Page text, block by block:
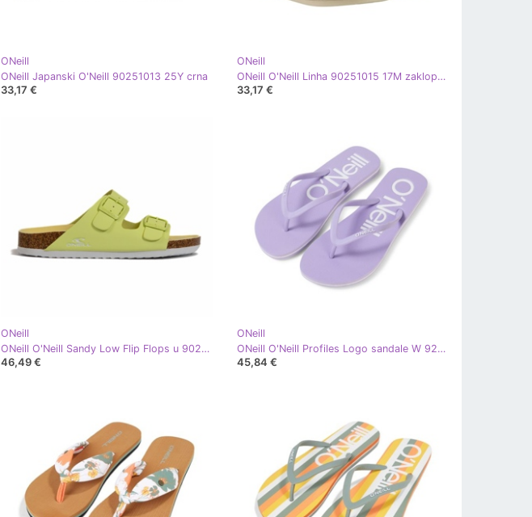
ONeill
ONeill Japanski O'Neill 90251013 25Y crna
33,17 €
ONeill
ONeill O'Neill Linha 90251015 17M zaklopke bež
33,17 €
ONeill
ONeill O'Neill Sandy Low Flip Flops u 90241018.67a zelena
46,49 €
ONeill
ONeill O'Neill Profiles Logo sandale W 92800614889 japanke ljubičasta
45,84 €